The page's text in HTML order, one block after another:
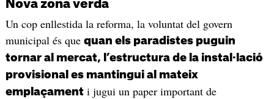
Nova zona verda
Un cop enllestida la reforma, la voluntat del govern
municipal és que quan els paradistes puguin
tornar al mercat, l’estructura de la instal·lació
provisional es mantingui al mateix
emplaçamenti jugui un paper important de